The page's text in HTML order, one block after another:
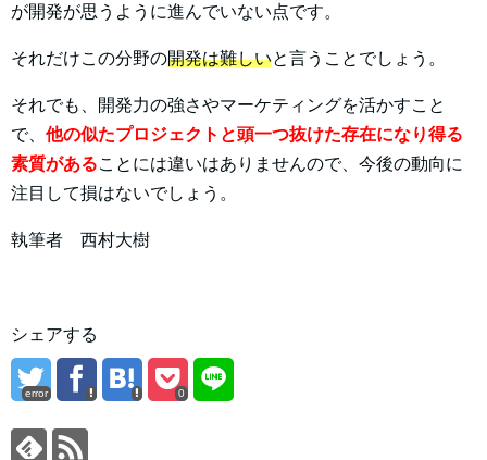
が開発が思うように進んでいない点です。
それだけこの分野の開発は難しいと言うことでしょう。
それでも、開発力の強さやマーケティングを活かすこと
で、 他の似たプロジェクトと頭一つ抜けた存在になり得る
素質があることには違いはありませんので、今後の動向に
注目して損はないでしょう。
執筆者 西村大樹
シェアする
error 0